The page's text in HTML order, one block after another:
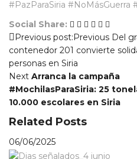
#PazParaSiria #NoMásGuerra
Social Share:
Navegación
de
entradas
Previous
Previous post:
Del
contenedor 201 convierte
personas en Siria
Next Arranca la campaña
#MochilasParaSiria: 25
10.000 escolares en Siria
Related Posts
06/06/2025